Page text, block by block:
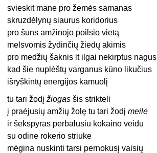
svieskit mane pro žemės samanas
skruzdėlynų siaurus koridorius
pro šuns amžinojo poilsio vietą
melsvomis žydinčių žiedų akimis
pro medžių šaknis it ilgai nekirptus nagus
kad šie nuplėštų varganus kūno likučius
išryškintų energijos kamuolį
tu tari žodįžiogas šis strikteli
į praėjusių amžių žolę tu tari žodįmeilė
ir šekspyras perbalusiu kokaino veidu
su odine rokerio striuke
mėgina nuskinti tarsi pernokusį vaisių